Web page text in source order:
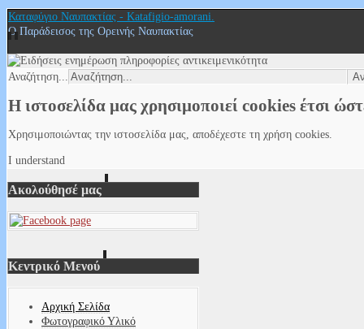
Καταφύγιο Ναυπακτίας - Katafigio-amorani.
Ο Παράδεισος της Ορεινής Ναυπακτίας
Αναζήτηση...
Η ιστοσελίδα μας χρησιμοποιεί cookies έτσι
Χρησιμοποιώντας την ιστοσελίδα μας, αποδέχεστε τη χρήση cookies.
I understand
Ακολούθησέ μας
Κεντρικό Μενού
Αρχική Σελίδα
Φωτογραφικό Υλικό